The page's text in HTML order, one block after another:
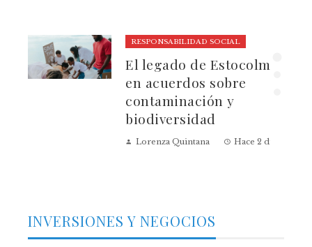
RESPONSABILIDAD SOCIAL
El legado de Estocolmo
en acuerdos sobre
contaminación y
biodiversidad
Lorenza Quintana Hace 2 días
INVERSIONES Y NEGOCIOS